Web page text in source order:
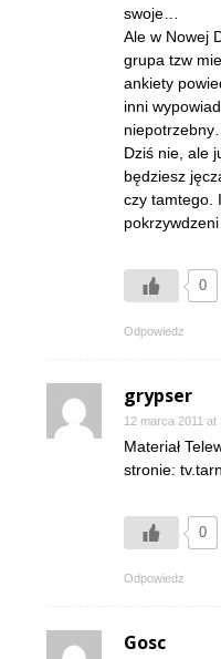
swoje…
Ale w Nowej
grupa tzw
ankiety
inni
Dziś nie, ale
będziesz
czy tamtego.
0
Odpowiedz
grypser
12 marca 2011 at
Materiał
stronie:
0
Odpowiedz
Gosc